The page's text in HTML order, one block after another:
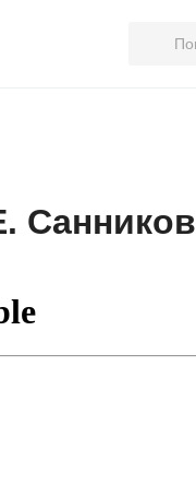
Санников